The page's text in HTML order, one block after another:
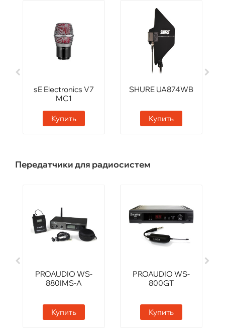
sE Electronics V7
MC1
Купить
SHURE UA874WB
Купить
Передатчики для радиосистем
PROAUDIO WS-
880IMS-A
Купить
PROAUDIO WS-
800GT
Купить